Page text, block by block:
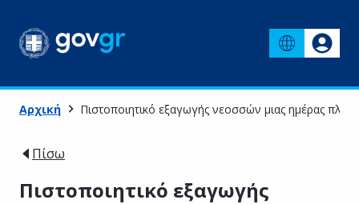
Αρχική Πιστοποιητικό εξαγωγής νεοσσών μιας ημέρας
Πίσω
Πιστοποιητικό εξαγωγής